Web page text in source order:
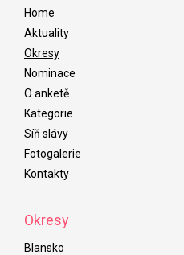
Home
Aktuality
Okresy
Nominace
O anketě
Kategorie
Síň slávy
Fotogalerie
Kontakty
Okresy
Blansko